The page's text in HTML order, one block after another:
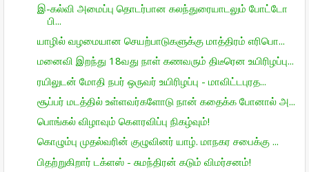
இ-கல்வி அமைப்பு தொடர்பான கலந்துரையாடலும் போட்டோ
பி...
யாழில் வழமையான செயற்பாடுகளுக்கு மாத்திரம் எரிபொ...
மனைவி இறந்து 18வது நாள் கணவரும் திடீரென உயிரிழப்பு...
ரயிலுடன் மோதி நபர் ஒருவர் உயிரிழப்பு - மாவிட்டபுரத...
சூப்பர் மடத்தில் உள்ளவர்களோடு நான் கதைக்க போனால் அ...
பொங்கல் விழாவும் கௌரவிப்பு நிகழ்வும்!
கொழும்பு முதல்வரின் குழுவினர் யாழ். மாநகர சபைக்கு ...
பிதற்றுகிறார் டக்ளஸ் - சுமந்திரன் கடும் விமர்சனம்!